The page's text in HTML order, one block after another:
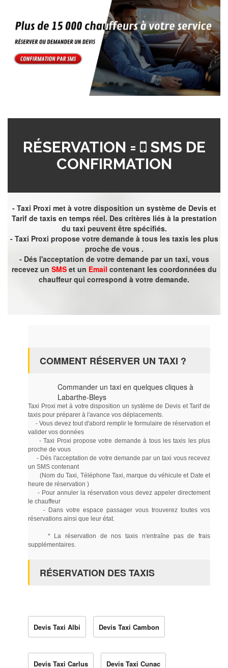
RÉSERVATION =
SMS DE
CONFIRMATION
- Taxi Proxi met à votre disposition un système de Devis et
Tarif de taxis en temps réel. Des critères liés à la prestation
du taxi peuvent être spécifiés.
- Taxi Proxi propose votre demande à tous les taxis les plus
proche de vous .
- Dés l'acceptation de votre demande par un taxi, vous
recevez un SMSet un Email contenant les coordonnées du
chauffeur qui correspond à votre demande.
COMMENT RÉSERVER UN TAXI ?
Commander un taxi en quelques cliques à
Labarthe-Bleys
Taxi Proxi met à votre disposition un système de Devis et Tarif de
taxis pour préparer à l'avance vos déplacements.
- Vous devez tout d'abord remplir le formulaire de réservation et
valider vos données
- Taxi Proxi propose votre demande à tous les taxis les plus
proche de vous
- Dés l'acceptation de votre demande par un taxi vous recevez
un SMS contenant
(Nom du Taxi, Téléphone Taxi, marque du véhicule et Date et
heure de réservation )
- Pour annuler la réservation vous devez appeler directement
le chauffeur
- Dans votre espace passager vous trouverez toutes vos
réservations ainsi que leur état.
* La réservation de nos taxis n'entraîne pas de frais
supplémentaires.
RÉSERVATION DES TAXIS
Devis Taxi Albi Devis Taxi Cambon
Devis Taxi Carlus Devis Taxi Cunac